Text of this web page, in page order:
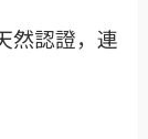
然認證，連